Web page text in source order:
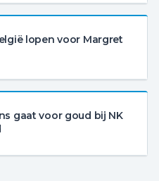
lopen voor Margret
gaat voor goud bij NK